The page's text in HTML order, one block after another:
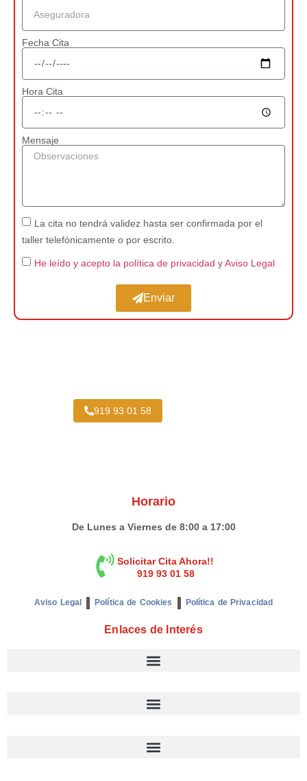
Fecha Cita
Hora Cita
Mensaje
La cita no tendrá validez hasta ser confirmada por el
taller telefónicamente o por escrito.
He leído y acepto la política de privacidad y Aviso Legal
Enviar
919 93 01 58
Horario
De Lunes a Viernes de 8:00 a 17:00
Solicitar Cita Ahora!!
919 93 01 58
Aviso Legal Política de Cookies Política de Privacidad
Enlaces de Interés